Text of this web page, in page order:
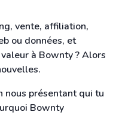
vente, affiliation,
ou données, et
à Bownty ? Alors
nous présentant qui tu
Bownty